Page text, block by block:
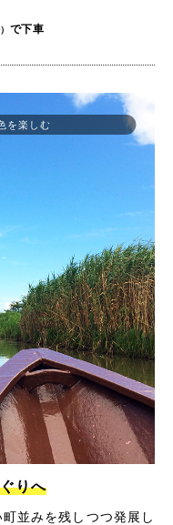
で下車
りへ
並みを残しつつ発展し
を楽しむ